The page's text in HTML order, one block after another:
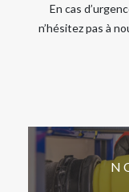
En cas
n’hésitez pas à